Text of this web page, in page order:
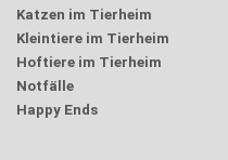
Katzen im Tierheim
Kleintiere im Tierheim
Hoftiere im Tierheim
Notfälle
Happy Ends